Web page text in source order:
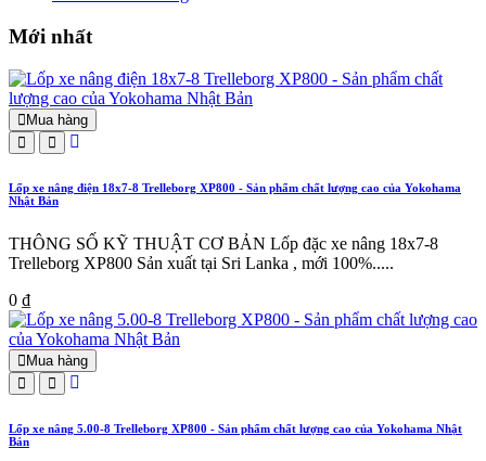
Mới nhất
Mua hàng
Lốp xe nâng điện 18x7-8 Trelleborg XP800 - Sản phẩm chất lượng cao của Yokohama
Nhật Bản
THÔNG SỐ KỸ THUẬT CƠ BẢN Lốp đặc xe nâng 18x7-8
Trelleborg XP800 Sản xuất tại Sri Lanka , mới 100%.....
0 ₫
Mua hàng
Lốp xe nâng 5.00-8 Trelleborg XP800 - Sản phẩm chất lượng cao của Yokohama Nhật
Bản